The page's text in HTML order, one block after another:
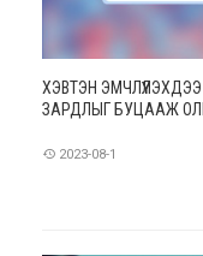
ХЭВТЭН
ЗАРДЛЫГ БУЦААЖ
2023-08-1